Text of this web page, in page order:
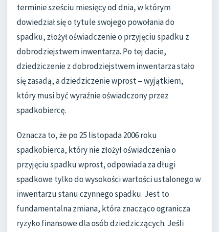
terminie sześciu miesięcy od dnia, w którym
dowiedział się o tytule swojego powołania do
spadku, złożył oświadczenie o przyjęciu spadku z
dobrodziejstwem inwentarza. Po tej dacie,
dziedziczenie z dobrodziejstwem inwentarza stało
się zasadą, a dziedziczenie wprost – wyjątkiem,
który musi być wyraźnie oświadczony przez
spadkobiercę.
Oznacza to, że po 25 listopada 2006 roku
spadkobierca, który nie złożył oświadczenia o
przyjęciu spadku wprost, odpowiada za długi
spadkowe tylko do wysokości wartości ustalonego w
inwentarzu stanu czynnego spadku. Jest to
fundamentalna zmiana, która znacząco ogranicza
ryzyko finansowe dla osób dziedziczących. Jeśli